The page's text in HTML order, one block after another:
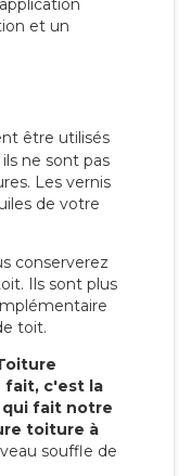
et un
être utilisés
ne sont pas
Les vernis
de votre
conserverez
Ils sont plus
toit.
fait, c'est la
fait notre
toiture à
souffle de